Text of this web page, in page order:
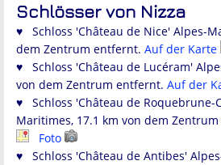
Schlösser von Nizza
♥ Schloss 'Château de Nice' Alpes-
dem Zentrum entfernt. Auf der Karte
♥ Schloss 'Château de Lucéram'
von dem Zentrum entfernt. Auf der
♥ Schloss 'Château de Roquebrune-
Maritimes, 17.1 km von dem
Foto
♥ Schloss 'Château de Antibes'